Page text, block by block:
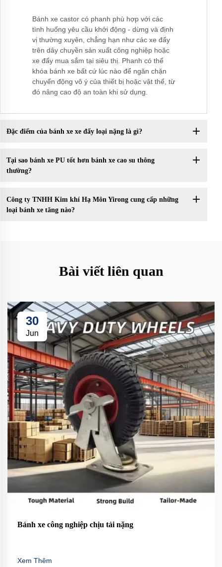
Bánh xe castor có phanh phù hợp với các
tình huống yêu cầu khởi động - dừng và định
vị thường xuyên, chẳng hạn như các xe đẩy
trên dây chuyền sản xuất công nghiệp hoặc
xe đẩy mua sắm tại siêu thị. Phanh có thể
khóa bánh xe bất cứ lúc nào để ngăn chặn
chuyển động vô ý của thiết bị hoặc vật thể, từ
đó nâng cao độ an toàn khi sử dụng.
Đặc điểm của bánh xe xe đẩy loại nặng là gì?
Tại sao bánh xe PU tốt hơn bánh xe cao su thông
thường?
Công ty TNHH Kim khí Hạ Môn Yirong cung cấp những
loại bánh xe tăng nào?
Bài viết liên quan
30
Jun
Bánh xe công nghiệp chịu tải nặng
Xem Thêm